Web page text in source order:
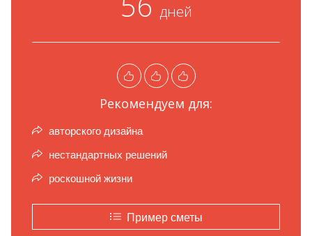
дней
Рекомендуем для:
авторского дизайна
нестандартных решений
роскошной жизни
Пример сметы